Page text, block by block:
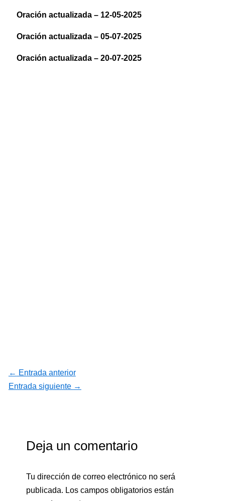
Oración actualizada – 12-05-2025
Oración actualizada – 05-07-2025
Oración actualizada – 20-07-2025
← Entrada anterior
Entrada siguiente →
Deja un comentario
Tu dirección de correo electrónico no será
publicada. Los campos obligatorios están